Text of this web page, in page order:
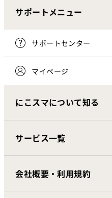
サポートメニュー
サポートセンター
マイページ
にこスマについて知る
サービス一覧
会社概要・利用規約